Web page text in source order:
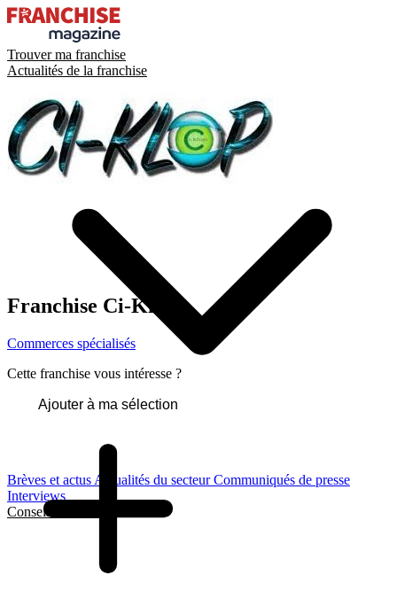
Trouver ma franchise
Actualités de la franchise
Brèves et actus Actualités du secteurCommuniqués de presse
Interviews
Conseils et Guides
Franchise Ci-Klop
Commerces spécialisés
Cette franchise vous intéresse ?
Ajouter à ma sélection